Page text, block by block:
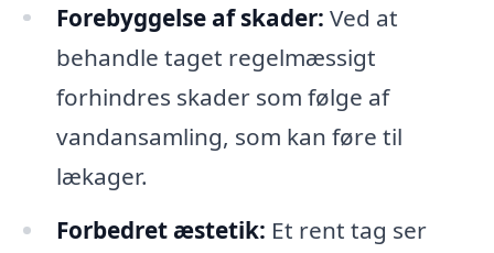
Forebyggelse af skader: Ved at
behandle taget regelmæssigt
forhindres skader som følge af
vandansamling, som kan føre til
lækager.
Forbedret æstetik: Et rent tag ser